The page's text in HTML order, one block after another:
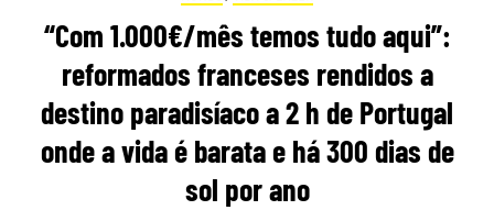
“Com 1.000€/mês temos tudo aqui”:
reformados franceses rendidos a
destino paradisíaco a 2 h de Portugal
onde a vida é barata e há 300 dias de
sol por ano